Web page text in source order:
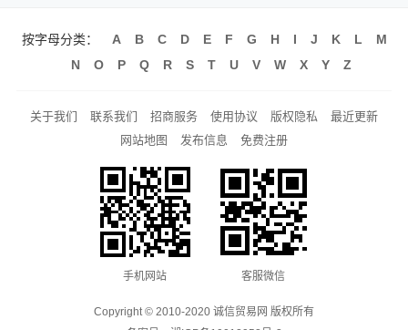
按字母分类： A B C D E F G H I J K L
M
N
O P Q R S T U V W X Y Z
关于我们 联系我们 招商服务 使用协议 版权隐私
最近更新
网站地图
发布信息 免费注册
手机网站 客服微信
Copyright © 2010-2020 诚信贸易网 版权所有